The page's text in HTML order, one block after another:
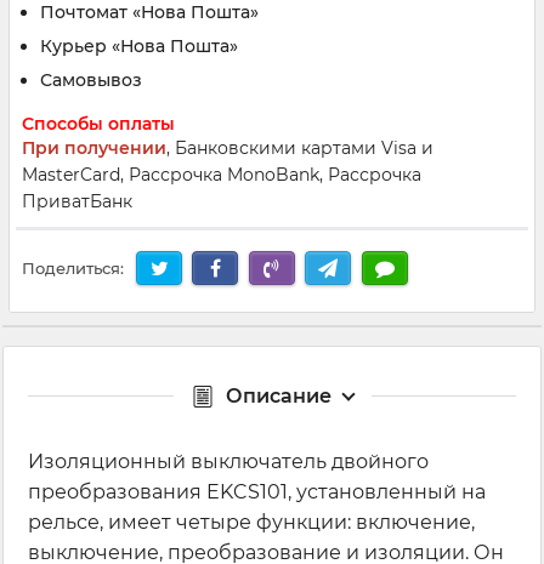
Почтомат «Нова Пошта»
Курьер «Нова Пошта»
Самовывоз
Способы оплаты
При получении, Банковскими картами Visa и
MasterCard, Рассрочка MonoBank, Рассрочка
ПриватБанк
Поделиться:
Описание
Изоляционный выключатель двойного
преобразования EKCS101, установленный на
рельсе, имеет четыре функции: включение,
выключение, преобразование и изоляции. Он